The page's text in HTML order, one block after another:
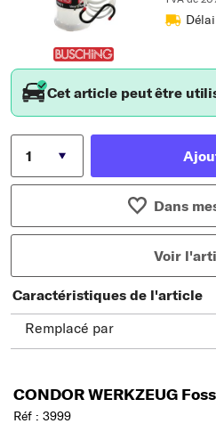
Cet article peut être
Dans
Voir
Caractéristiques de l'article
Remplacé par
CONDOR WERKZEUG
Réf : 3999